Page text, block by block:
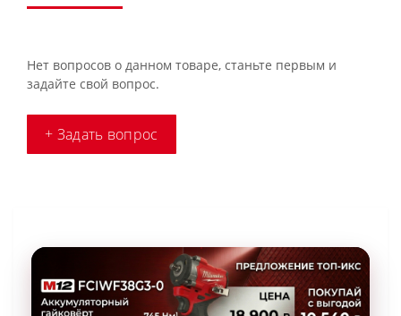
Нет вопросов о данном товаре, станьте первым и
задайте свой вопрос.
+ Задать вопрос